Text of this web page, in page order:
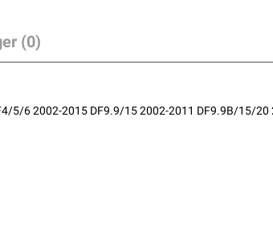
(0)
5/6 2002-2015 DF9.9/15 2002-2011 DF9.9B/15/20